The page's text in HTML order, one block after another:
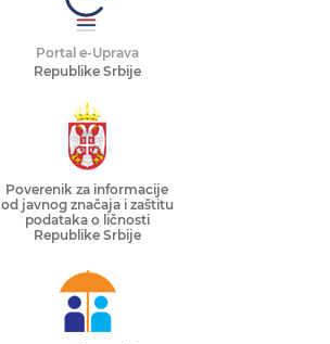
Portal e-Uprava
Republike Srbije
Poverenik za informacije
od javnog značaja i zaštitu
podataka o ličnosti
Republike Srbije